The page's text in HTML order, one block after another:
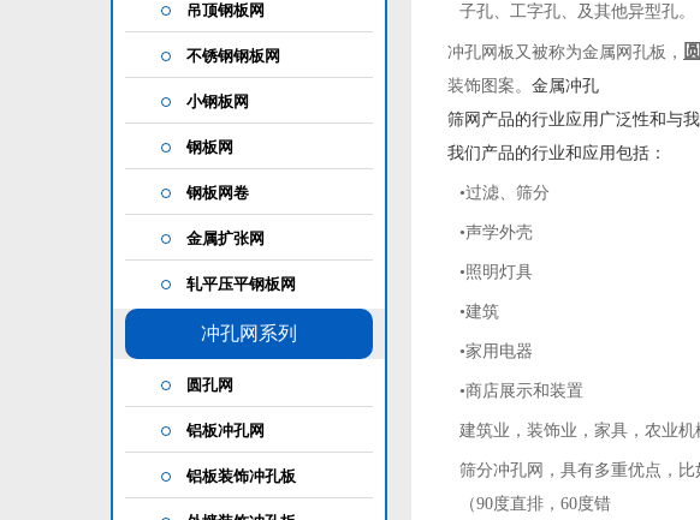
吊顶钢板网
不锈钢钢板网
小钢板网
钢板网
钢板网卷
金属扩张网
轧平压平钢板网
冲孔网系列
圆孔网
铝板冲孔网
铝板装饰冲孔板
子孔、工字孔、及其他异型孔。
冲孔网板又被称为金属网孔板，
装饰图案。 金属冲孔
筛网产品的行业应用广泛性和与
我们产品的行业和应用包括：
•过滤、筛分
•声学外壳
•照明灯具
•建筑
•家用电器
•商店展示和装置
建筑业，装饰业，家具，农业机
筛分冲孔网，具有多重优点，
（90度直排，60度错